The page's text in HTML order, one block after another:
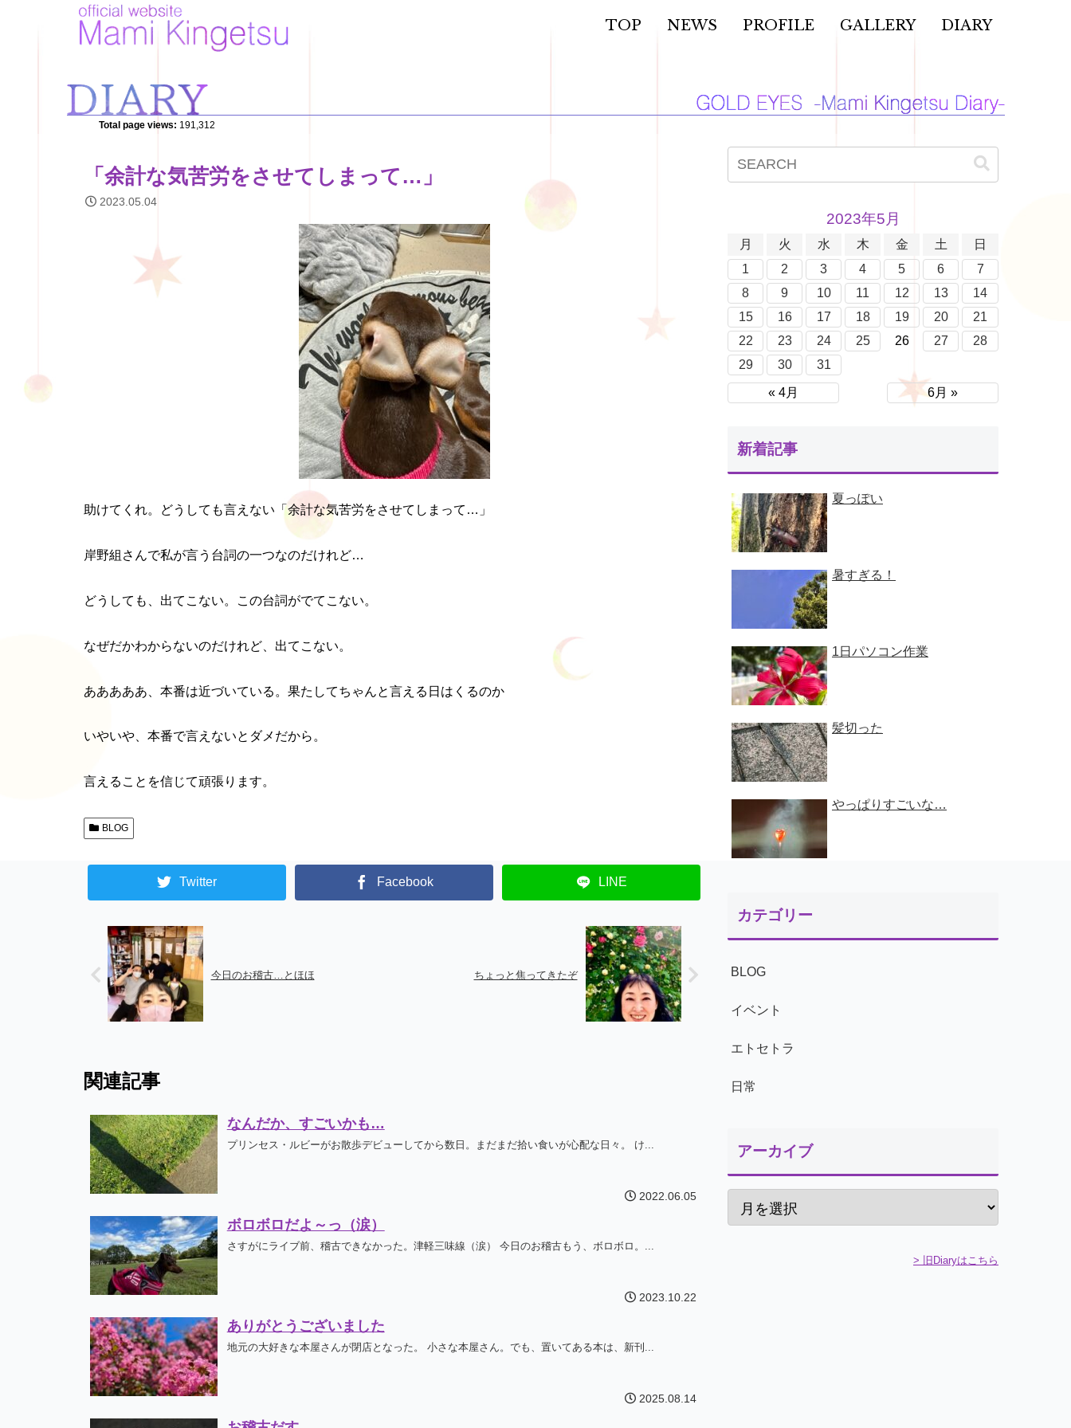
TOP NEWS PROFILE GALLERY DIARY
Total page views: 191,312
「余計な気苦労をさせてしまって…」
2023.05.04
助けてくれ。どうしても言えない「余計な気苦労をさせてしまって…」
岸野組さんで私が言う台詞の一つなのだけれど…
どうしても、出てこない。この台詞がでてこない。
なぜだかわからないのだけれど、出てこない。
あああああ、本番は近づいている。果たしてちゃんと言える日はくるのか
いやいや、本番で言えないとダメだから。
言えることを信じて頑張ります。
BLOG
Twitter Facebook LINE
今日のお稽古…とほほ ちょっと焦ってきたぞ
関連記事
なんだか、すごいかも…
プリンセス・ルビーがお散歩デビューしてから数日。まだまだ拾い食いが心配な日々。 け...
2022.06.05
ボロボロだよ～っ（涙）
さすがにライブ前、稽古できなかった。津軽三味線（涙） 今日のお稽古もう、ボロボロ。...
2023.10.22
ありがとうございました
地元の大好きな本屋さんが閉店となった。 小さな本屋さん。でも、置いてある本は、新刊...
2025.08.14
2023年5月
月 火 水 木 金 土
日
1
2 3 4 5 6
7
8
9 10 11 12 13
14
15
16 17 18 19 20
21
22
23 24 25 26 27
28
29
30 31
« 4月 6月 »
新着記事
夏っぽい
暑すぎる！
1日パソコン作業
髪切った
やっぱりすごいな…
カテゴリー
BLOG
イベント
エトセトラ
日常
アーカイブ
> 旧Diaryはこちら